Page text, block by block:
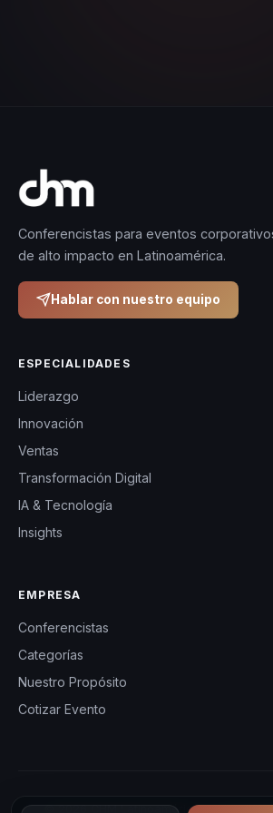
Conferencistas para eventos
de alto impacto en Latinoamérica.
Hablar con nuestro equipo
ESPECIALIDADES
Liderazgo
Innovación
Ventas
Transformación Digital
IA & Tecnología
Insights
EMPRESA
Conferencistas
Categorías
Nuestro Propósito
Cotizar Evento
© 2026 CHM Latinoamérica —